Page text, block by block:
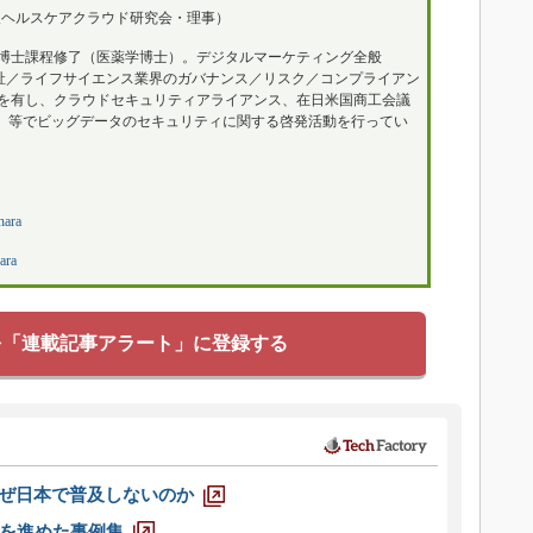
ルスケアクラウド研究会・理事）
士課程修了（医薬学博士）。デジタルマーケティング全般
ライフサイエンス業界のガバナンス／リスク／コンプライアン
有し、クラウドセキュリティアライアンス、在日米国商工会議
でビッグデータのセキュリティに関する啓発活動を行ってい
連載記事アラート」に登録する
日本で普及しないのか